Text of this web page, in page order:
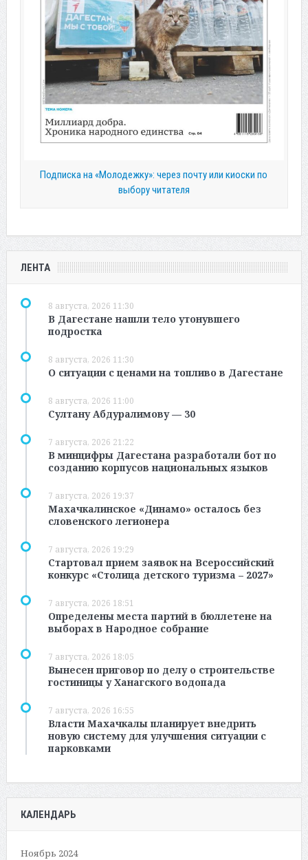
Подписка на «Молодежку»: через почту или киоски по
выбору читателя
ЛЕНТА
8 августа, 2026 11:30
В Дагестане нашли тело утонувшего
подростка
8 августа, 2026 11:30
О ситуации с ценами на топливо в Дагестане
8 августа, 2026 11:00
Султану Абдуралимову — 30
7 августа, 2026 21:22
В минцифры Дагестана разработали бот по
созданию корпусов национальных языков
7 августа, 2026 19:37
Махачкалинское «Динамо» осталось без
словенского легионера
7 августа, 2026 19:29
Стартовал прием заявок на Всероссийский
конкурс «Столица детского туризма – 2027»
7 августа, 2026 18:51
Определены места партий в бюллетене на
выборах в Народное собрание
7 августа, 2026 18:05
Вынесен приговор по делу о строительстве
гостиницы у Ханагского водопада
7 августа, 2026 16:55
Власти Махачкалы планирует внедрить
новую систему для улучшения ситуации с
парковками
КАЛЕНДАРЬ
Ноябрь 2024